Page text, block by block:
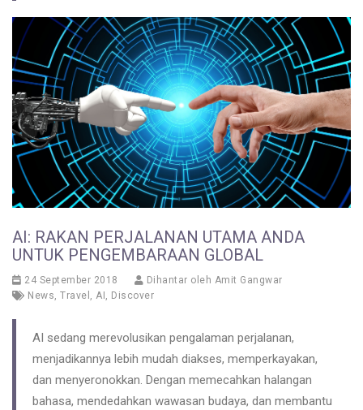
AI: RAKAN PERJALANAN UTAMA ANDA
UNTUK PENGEMBARAAN GLOBAL
24 September 2018 Dihantar oleh Amit Gangwar
News Travel AI Discover
AI sedang merevolusikan pengalaman perjalanan,
menjadikannya lebih mudah diakses, memperkayakan,
dan menyeronokkan. Dengan memecahkan halangan
bahasa, mendedahkan wawasan budaya, dan membantu